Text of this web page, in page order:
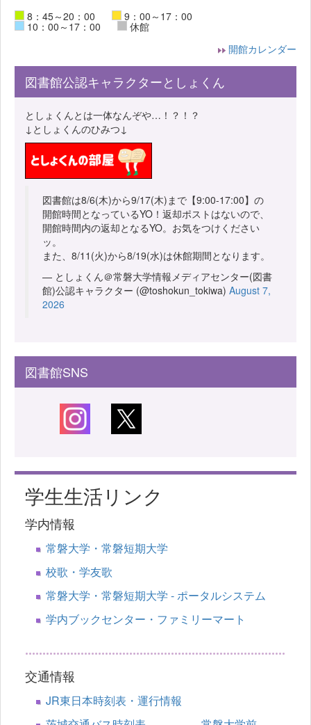
8：45～20：00 9：00～17：00
10：00～17：00
休館
開館カレンダー
図書館公認キャラクターとしょくん
としょくんとは一体なんぞや…！？！？
↓としょくんのひみつ↓
図書館は8/6(木)から9/17(木)まで【9:00-17:00】の
開館時間となっているYO！返却ポストはないので、
開館時間内の返却となるYO。お気をつけください
ッ。
また、8/11(火)から8/19(水)は休館期間となります。
— としょくん＠常磐大学情報メディアセンター(図書
館)公認キャラクター (@toshokun_tokiwa) August 7,
2026
図書館SNS
学生生活リンク
学内情報
常磐大学・常磐短期大学
校歌・学友歌
常磐大学・常磐短期大学 - ポータルシステム
学内ブックセンター・ファミリーマート
交通情報
JR東日本時刻表・運行情報